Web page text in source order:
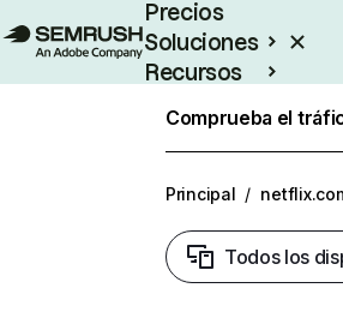
Precios
Soluciones
Recursos
Comprueba el
Principal /
Todos los